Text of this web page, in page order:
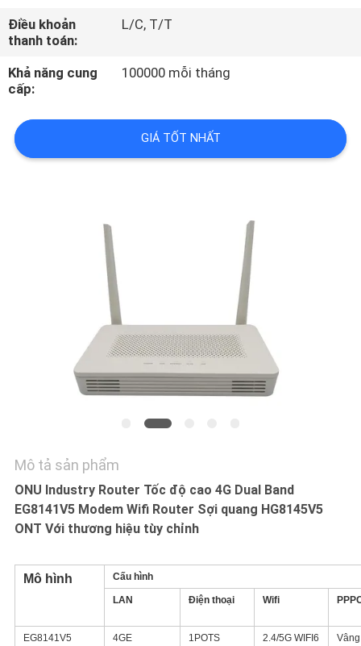
KIỂM
SOÁT
CHẤT
LƯỢNG
LIÊN
TRANG
WEB
POLICY
Điều khoản
thanh toán:
L/C, T/T
Khả năng cung
cấp:
100000 mỗi tháng
GIÁ TỐT NHẤT
Mô tả sản phẩm
ONU Industry Router Tốc độ cao 4G Dual Band
EG8141V5 Modem Wifi Router Sợi quang HG8145V5
ONT Với thương hiệu tùy chỉnh
Mô hình Cấu hình
LAN Điện thoại Wifi
EG8141V5 4GE 1POTS 2.4/5G WIFI6 Vâng